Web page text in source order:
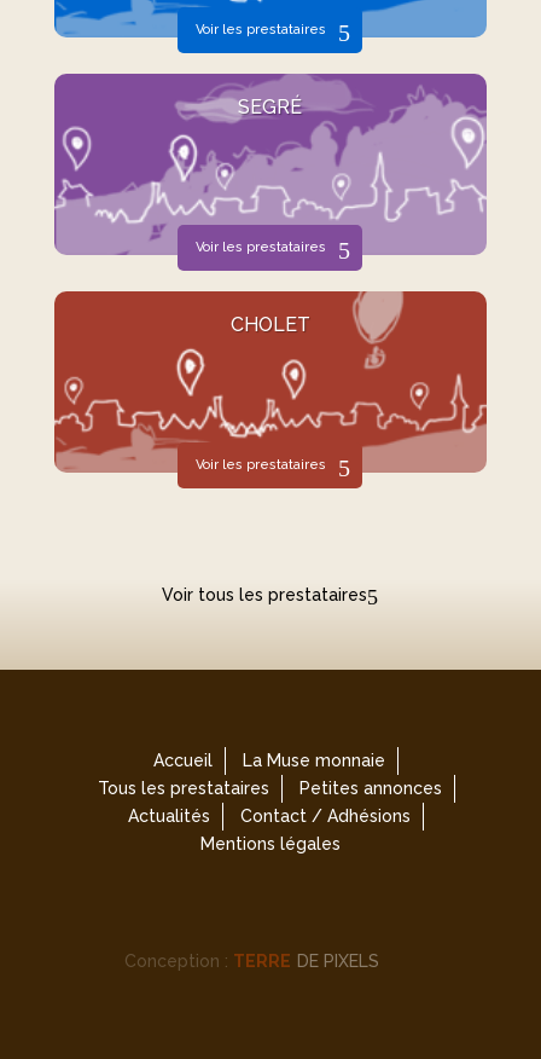
Voir les prestataires
SEGRÉ
Voir les prestataires
CHOLET
Voir les prestataires
Voir tous les prestataires
Accueil
La Muse monnaie
Tous les prestataires
Petites annonces
Actualités
Contact / Adhésions
Mentions légales
Conception : TERRE DE PIXELS